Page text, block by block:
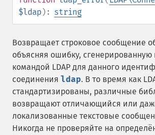
$ldap): string
Возвращает строковое сообщение
объясняя ошибку, сгенерированную
командой LDAP для данного
соединения ldap. В то время как
стандартизированы, различные
возвращают отличающийся или
локализованные текстовые
Никогда не проверяйте на